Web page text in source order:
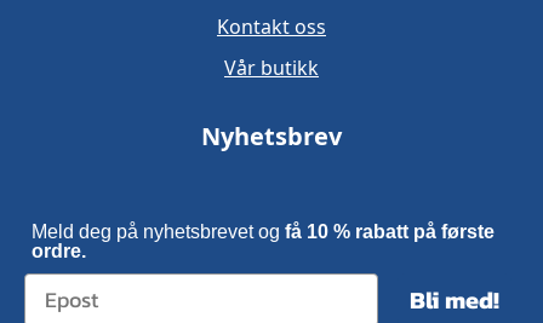
Kontakt oss
Vår butikk
Nyhetsbrev
Meld deg på nyhetsbrevet og få 10 % rabatt på første
ordre.
Bli med!